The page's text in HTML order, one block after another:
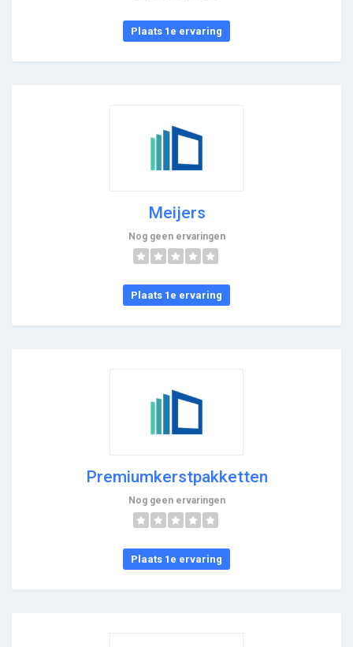
Plaats 1e ervaring
Meijers
Nog geen ervaringen
Plaats 1e ervaring
Premiumkerstpakketten
Nog geen ervaringen
Plaats 1e ervaring